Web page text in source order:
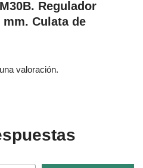
Regulador
Culata de
valoración.